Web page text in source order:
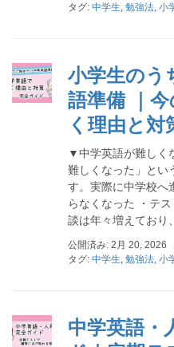
タグ: 中学生 勉強法 小
小学生のう
語準備 ｜
く理由と対
▼中学英語が難しく
難しくなった」とい
す。実際に中学校へ
らなくなった ・テ
談は年々増えてお
公開済み: 2月 20, 2026
タグ: 中学生, 勉強法, 小
中学英語・